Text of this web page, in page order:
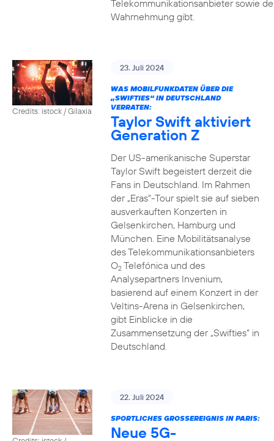
Telekommunikationsanbieter sowie
Wahrnehmung gibt.
Credits: istock / Gilaxia
23. Juli 2024
WAS MOBILFUNKDATEN ÜBER DIE
„SWIFTIES“ IN DEUTSCHLAND
VERRATEN:
Taylor Swift aktiviert
Generation Z
Der US-amerikanische Superstar
Taylor Swift begeistert derzeit die
Fans in Deutschland. Im Rahmen
der „Eras“-Tour spielt sie auf sieben
ausverkauften Konzerten in
Gelsenkirchen, Hamburg und
München. Eine Mobilitätsanalyse
des Telekommunikationsanbieters
O2Telefónica und des
Analysepartners Invenium,
basierend auf einem Konzert in der
Veltins-Arena in Gelsenkirchen,
gibt Einblicke in die
Zusammensetzung der „Swifties“ in
Deutschland.
22. Juli 2024
SPORTLICHES GROSSEREIGNIS IN PARIS:
Neue 5G-